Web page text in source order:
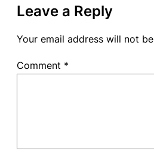
Leave a Reply
Your email address will not
Comment *